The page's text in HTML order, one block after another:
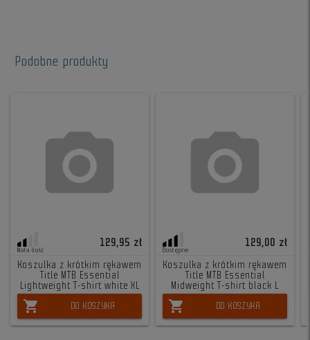
Podobne produkty
Mała ilość
129,95 zł
Koszulka z krótkim rękawem
Title MTB Essential
Lightweight T-shirt white XL
shopping_cart DO KOSZYKA
Dostępne
129,00 zł
Koszulka z krótkim rękawem
Title MTB Essential
Midweight T-shirt black L
shopping_cart DO KOSZYKA